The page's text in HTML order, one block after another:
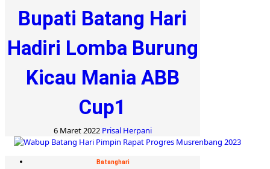
Bupati Batang Hari
Hadiri Lomba Burung
Kicau Mania ABB
Cup1
6 Maret 2022 Prisal Herpani
Batanghari